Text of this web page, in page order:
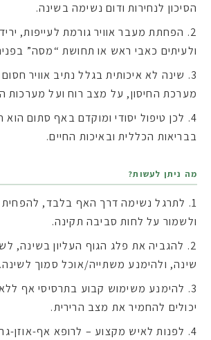
הסיכון לנחירות ודום נשימה בשינה.
הפחתת מעבר אוויר גורמת לעייפות,
ולעיתים כאבי ראש או תחושת “מסה”
שינה לא איכותית בגלל נתיב אוויר
מערכת החיסון, על מצב רוח ועל מערכות
לכן טיפול יסודי ומוקדם באף סתום
בבריאות הכללית ובאיכות החיים.
מה ניתן לעשות?
לתרגל נשימה דרך האף בלבד,
ולשמור על לחות סביבה תקינה.
להגביה את פלג הגוף העליון בשינה,
שינה, ולהימנע משתייה/אוכל סמוך לשינה.
להימנע משימוש קבוע בתרסיסי אף ללא
יכולים להחמיר את מצב הרירית.
לפנות לאיש מקצוע – לרופא אף-אוזן-